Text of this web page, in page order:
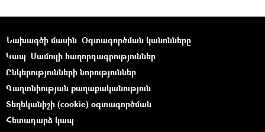
Նախագծի մասին Օգտագործման կանոնները
Կապ Մամուլի հաղորդագրություններ
Ընկերությունների նորություններ
Գաղտնիության քաղաքականություն
Տեղեկանիշի (cookie) օգտագործման
Հետադարձ կապ